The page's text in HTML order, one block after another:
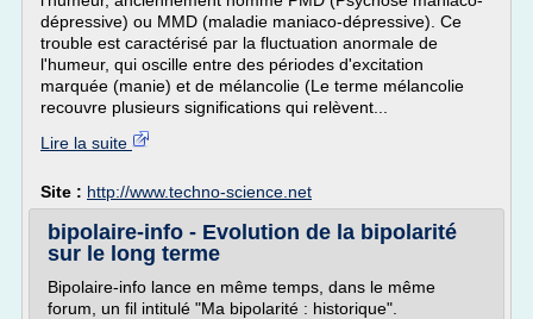
dépressive) ou MMD (maladie maniaco-dépressive). Ce
trouble est caractérisé par la fluctuation anormale de
l'humeur, qui oscille entre des périodes d'excitation
marquée (manie) et de mélancolie (Le terme mélancolie
recouvre plusieurs significations qui relèvent...
Lire la suite
Site : http://www.techno-science.net
bipolaire-info - Evolution de la bipolarité
sur le long terme
Bipolaire-info lance en même temps, dans le même
forum, un fil intitulé "Ma bipolarité : historique".